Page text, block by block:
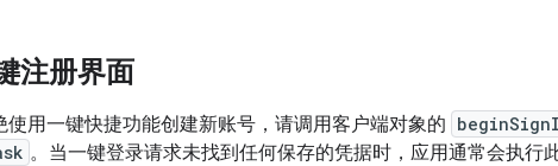
注册界面
使用一键快捷功能创建新账号，请调用客户端对象的
。当一键登录请求未找到任何保存的凭据时，应用通常会执行